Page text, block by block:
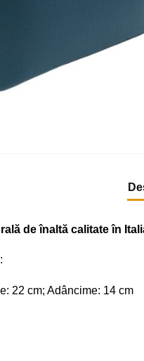
de înaltă calitate în
22 cm; Adâncime: 14 cm